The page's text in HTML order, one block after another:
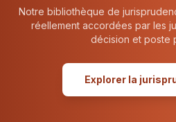
Notre bibliothèque de
réellement accordées par les
décision et poste
Explorer la